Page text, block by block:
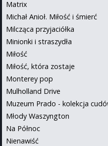
Matrix
Michał Anioł. Miłość i śmierć
Milcząca przyjaciółka
Minionki i straszydła
Miłość
Miłość, która zostaje
Monterey pop
Mulholland Drive
Muzeum Prado - kolekcja
Młody Waszyngton
Na Północ
Nienawiść